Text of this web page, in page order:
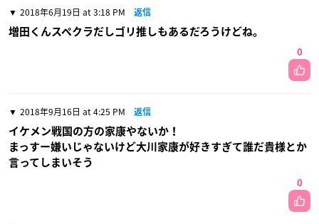
2018年6月19日 at 3:18 PM 返信
増田くんスペクラだしゴリ推しもあるだろうけどね。
0
2018年9月16日 at 4:25 PM 返信
イケメン戦国の方の家康やないか！
まっすー嫌いじゃないけど大川家康が好きすぎて誰だ貴様とか
言ってしまいそう
0